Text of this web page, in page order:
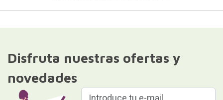
Disfruta nuestras ofertas y
novedades